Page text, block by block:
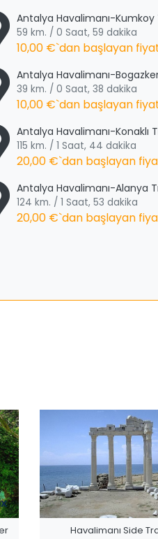
Antalya Havalimanı-
59 km. / 0 Saat, 59 dakika
10,00 €`dan başlayan
Antalya Havalimanı-
39 km. / 0 Saat, 38 dakika
10,00 €`dan başlayan
Antalya Havalimanı-Konaklı
115 km. / 1 Saat, 44 dakika
20,00 €`dan başlayan
Antalya Havalimanı-Alanya
124 km. / 1 Saat, 53 dakika
20,00 €`dan başlayan
Havalimanı Side